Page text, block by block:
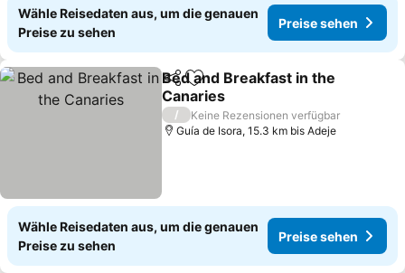
Wähle Reisedaten aus, um die genauen
Preise zu sehen
Preise sehen
TeilenZu Favoriten hinzufügen
Bed and Breakfast in the
Canaries
/
Keine Rezensionen verfügbar
Guía de Isora, 15.3 km bis Adeje
Wähle Reisedaten aus, um die genauen
Preise zu sehen
Preise sehen